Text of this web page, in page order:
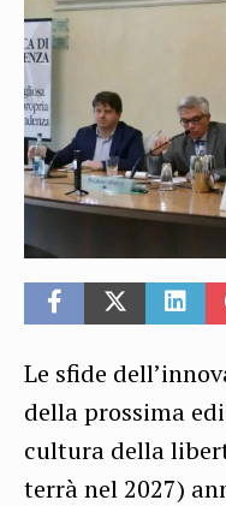
Le sfide
della prossima
cultura della
terrà nel 2027)